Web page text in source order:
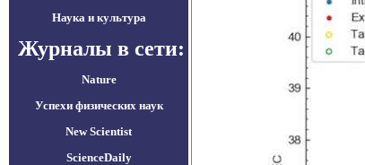
Наука и культура
Журналы в сети:
Nature
Успехи физических наук
New Scientist
ScienceDaily